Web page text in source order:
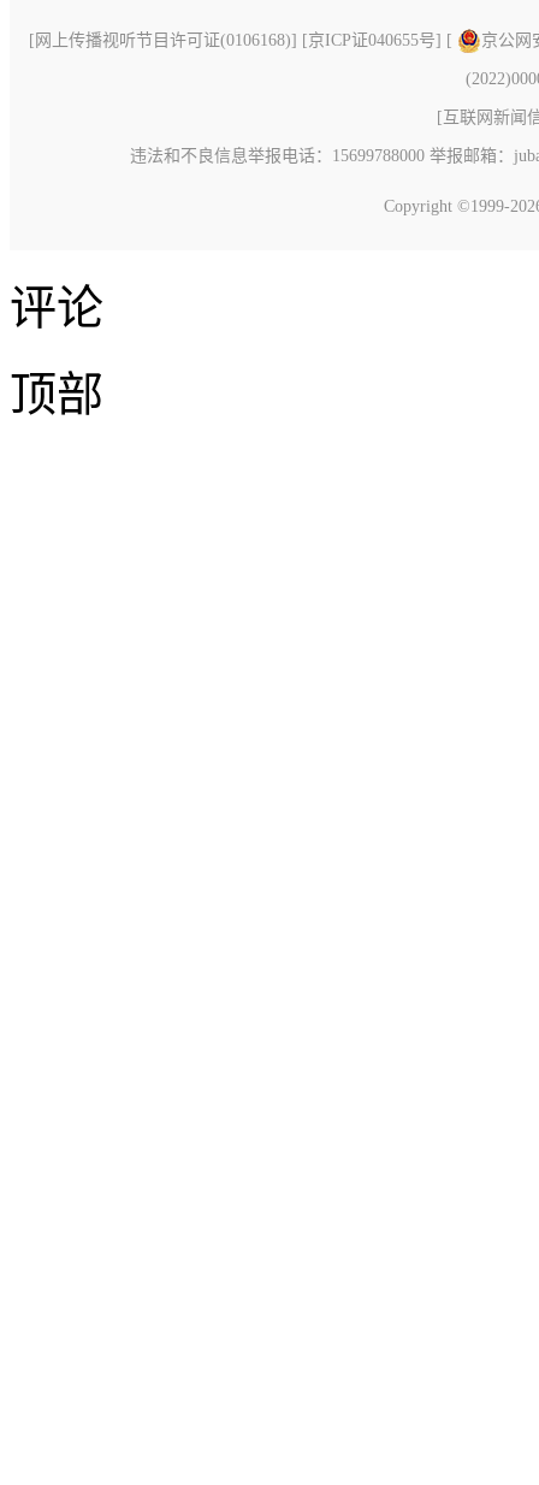
[ 网上传播视听节目许可证(0106168)] [京ICP证040655号] [ 京公网
[ 互联网新闻
违法和不良信息举报电话：15699788000 举报邮箱：
Copyright ©1999-
评论
顶部